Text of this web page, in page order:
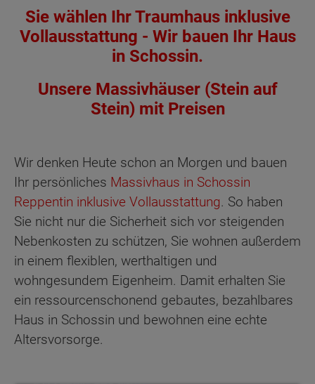
Sie wählen Ihr Traumhaus inklusive
Vollausstattung - Wir bauen Ihr Haus
in Schossin.
Unsere Massivhäuser (Stein auf
Stein) mit Preisen
Wir denken Heute schon an Morgen und bauen
Ihr persönliches Massivhaus in Schossin
Reppentin inklusive Vollausstattung. So haben
Sie nicht nur die Sicherheit sich vor steigenden
Nebenkosten zu schützen, Sie wohnen außerdem
in einem flexiblen, werthaltigen und
wohngesundem Eigenheim. Damit erhalten Sie
ein ressourcenschonend gebautes, bezahlbares
Haus in Schossin und bewohnen eine echte
Altersvorsorge.